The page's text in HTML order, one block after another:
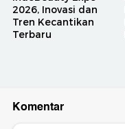
2026, Inovasi dan
Tren Kecantikan
Terbaru